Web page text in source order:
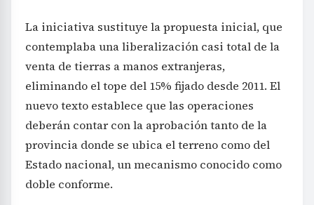
La iniciativa sustituye la propuesta inicial, que
contemplaba una liberalización casi total de la
venta de tierras a manos extranjeras,
eliminando el tope del 15% fijado desde 2011. El
nuevo texto establece que las operaciones
deberán contar con la aprobación tanto de la
provincia donde se ubica el terreno como del
Estado nacional, un mecanismo conocido como
doble conforme.